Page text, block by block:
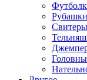
Свитеры